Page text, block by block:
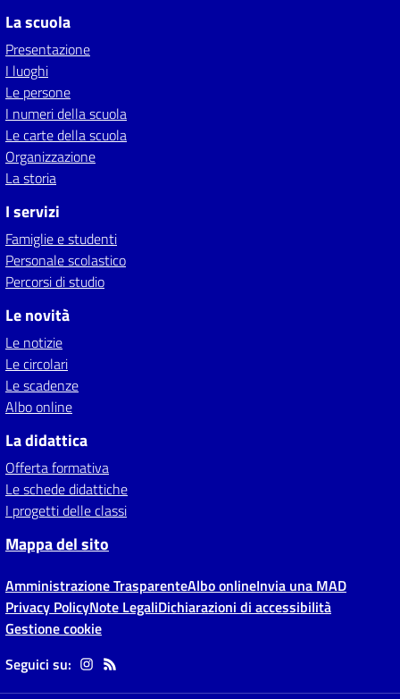
La scuola
Presentazione
I luoghi
Le persone
I numeri della scuola
Le carte della scuola
Organizzazione
La storia
I servizi
Famiglie e studenti
Personale scolastico
Percorsi di studio
Le novità
Le notizie
Le circolari
Le scadenze
Albo online
La didattica
Offerta formativa
Le schede didattiche
I progetti delle classi
Mappa del sito
Amministrazione TrasparenteAlbo onlineInvia una MAD
Privacy PolicyNote LegaliDichiarazioni di accessibilità
Gestione cookie
Seguici su: